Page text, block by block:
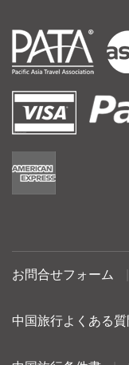
お問合せフォーム
中国旅行よくある質